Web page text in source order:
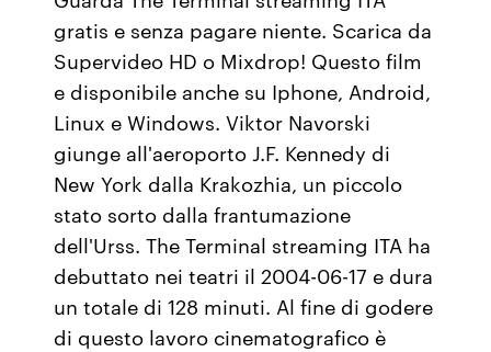
gratis e senza pagare niente. Scarica da
Supervideo HD o Mixdrop! Questo film
e disponibile anche su Iphone, Android,
Linux e Windows. Viktor Navorski
giunge all'aeroporto J.F. Kennedy di
New York dalla Krakozhia, un piccolo
stato sorto dalla frantumazione
dell'Urss. The Terminal streaming ITA ha
debuttato nei teatri il 2004-06-17 e dura
un totale di 128 minuti. Al fine di godere
di questo lavoro cinematografico è